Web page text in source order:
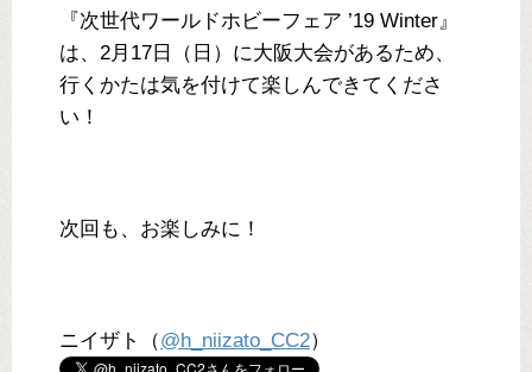
『次世代ワールドホビーフェア ’19 Winter』
は、2月17日（日）に大阪大会があるため、
行くかたは気を付けて楽しんできてくださ
い！
次回も、お楽しみに！
ニイザト（@h_niizato_CC2）